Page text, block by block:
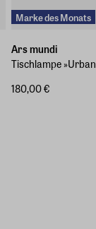
Marke des Monats
Ars mundi
Tischlampe
180,00 €